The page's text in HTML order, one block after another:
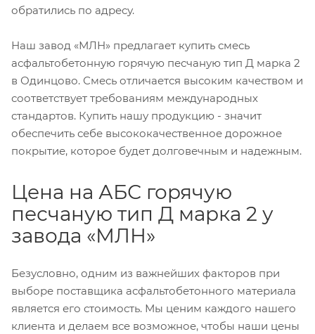
обратились по адресу.
Наш завод «МЛН» предлагает купить смесь
асфальтобетонную горячую песчаную тип Д марка 2
в Одинцово. Смесь отличается высоким качеством и
соответствует требованиям международных
стандартов. Купить нашу продукцию - значит
обеспечить себе высококачественное дорожное
покрытие, которое будет долговечным и надежным.
Цена на АБС горячую
песчаную тип Д марка 2 у
завода «МЛН»
Безусловно, одним из важнейших факторов при
выборе поставщика асфальтобетонного материала
является его стоимость. Мы ценим каждого нашего
клиента и делаем все возможное, чтобы наши цены